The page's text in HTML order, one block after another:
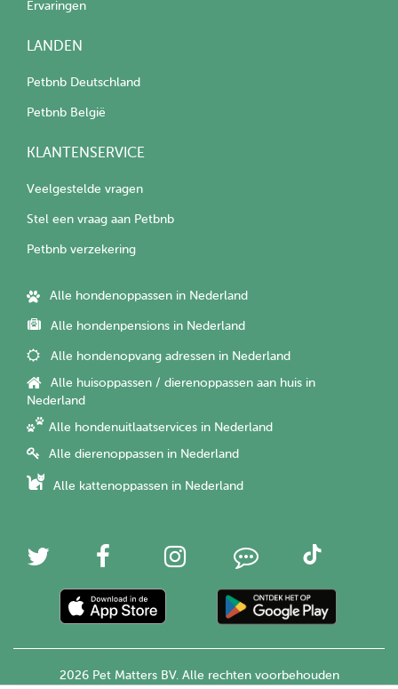
Ervaringen
LANDEN
Petbnb Deutschland
Petbnb België
KLANTENSERVICE
Veelgestelde vragen
Stel een vraag aan Petbnb
Petbnb verzekering
Alle hondenoppassen in Nederland
Alle hondenpensions in Nederland
Alle hondenopvang adressen in Nederland
Alle huisoppassen / dierenoppassen aan huis in
Nederland
Alle hondenuitlaatservices in Nederland
Alle dierenoppassen in Nederland
Alle kattenoppassen in Nederland
2026 Pet Matters BV. Alle rechten voorbehouden